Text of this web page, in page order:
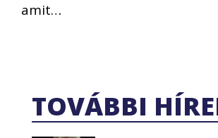
amit…
TOVÁBBI